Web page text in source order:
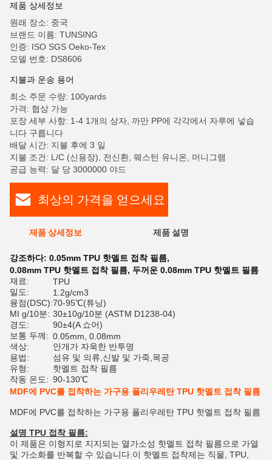
제품 상세정보
원래 장소: 중국
브랜드 이름: TUNSING
인증: ISO SGS Oeko-Tex
모델 번호: DS8606
지불과 운송 용어
최소 주문 수량: 100yards
가격: 협상 가능
포장 세부 사항: 1-4 1개의 상자, 까만 PP에 각각에서 자루에 넣습
니다 구릅니다
배달 시간: 지불 후에 3 일
지불 조건: L/C (신용장), 전신환, 웨스턴 유니온, 머니그램
공급 능력: 달 당 3000000 야드
최상의 가격을 얻으세요
제품 상세정보 제품 설명
강조하다: 0.05mm TPU 핫멜트 접착 필름,
0.08mm TPU 핫멜트 접착 필름, 두꺼운 0.08mm TPU 핫멜트 필름
재료:
TPU
밀도:
1.2g/cm3
융점(DSC):70-95℃(튜닝)
MI g/10분: 30±10g/10분 (ASTM D1238-04)
경도:
90±4(A 쇼어)
보통 두께: 0.05mm, 0.08mm
색상:
안개가 자욱한 반투명
용법:
섬유 및 의류,신발 및 가죽,목공
유형:
핫멜트 접착 필름
작동 온도: 90-130℃
MDF에 PVC를 접착하는 가구용 폴리우레탄 TPU 핫멜트 접착 필름
MDF에 PVC를 접착하는 가구용 폴리우레탄 TPU 핫멜트 접착 필름
설명 TPU 접착 필름:
이 제품은 이형지로 지지되는 열가소성 핫멜트 접착 필름으로 가열
및 가소화를 반복할 수 있습니다.이 핫멜트 접착제는 직물, TPU,